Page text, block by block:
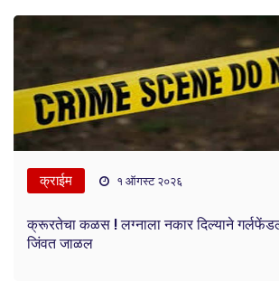
क्राईम १ ऑगस्ट २०२६
क्रूरतेचा कळस ! लग्नाला नकार दिल्याने
जिंवत जाळल